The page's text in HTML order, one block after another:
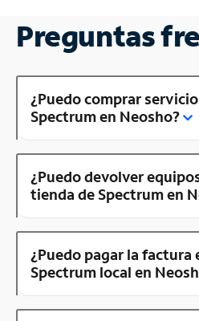
Preguntas
¿Puedo comprar
Spectrum en Neosho?
¿Puedo devolver
tienda de Spectrum en
¿Puedo pagar la factura
Spectrum local en